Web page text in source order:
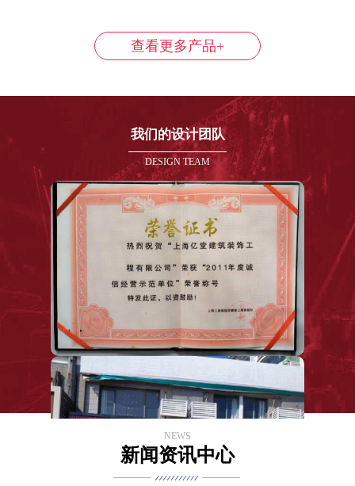
查看更多产品+
我们的设计团队
DESIGN TEAM
NEWS
新闻资讯中心